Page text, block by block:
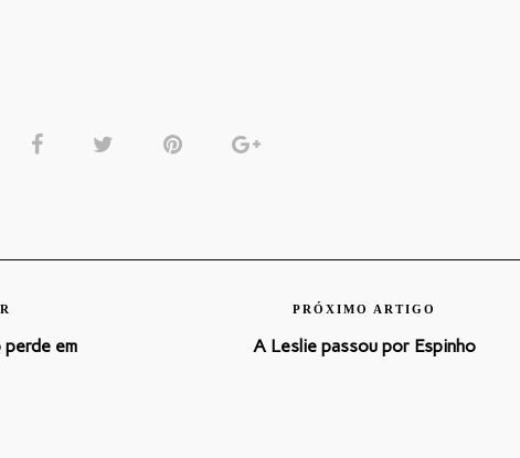
em
PRÓXIMO ARTIGO
A Leslie passou por Espinho